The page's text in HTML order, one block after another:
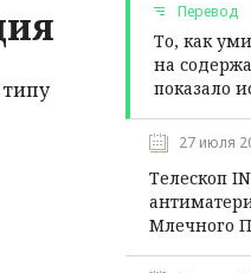
Перевод
То, как
на
показало
27 июля
Телескоп
Млечного